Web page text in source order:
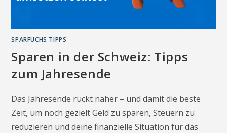
SPARFUCHS TIPPS
Sparen in der Schweiz: Tipps
zum Jahresende
Das Jahresende rückt näher – und damit die beste
Zeit, um noch gezielt Geld zu sparen, Steuern zu
reduzieren und deine finanzielle Situation für das